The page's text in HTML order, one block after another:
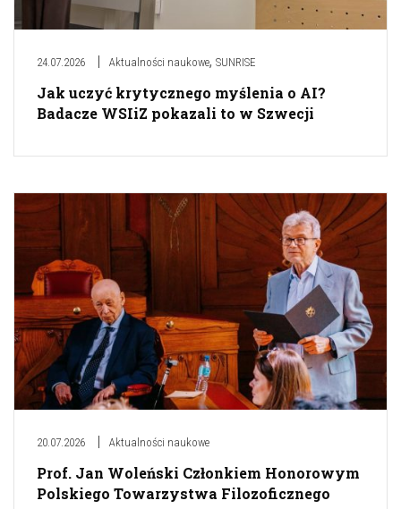
24.07.2026 Aktualności naukowe, SUNRISE
Jak uczyć krytycznego myślenia o AI?
Badacze WSIiZ pokazali to w Szwecji
20.07.2026 Aktualności naukowe
Prof. Jan Woleński Członkiem Honorowym
Polskiego Towarzystwa Filozoficznego